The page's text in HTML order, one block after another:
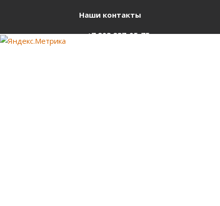
Наши контакты
+7 903 937-05-75